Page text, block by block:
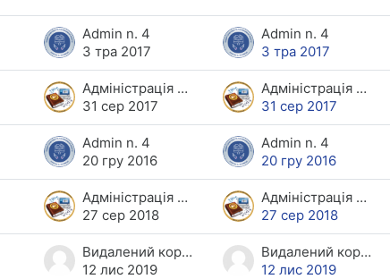
Admin n. 4
3 тра 2017
Admin n. 4
3 тра 2017
Адміністрація ПНС ХНЕУ
31 сер 2017
Адміністрація ПНС ХНЕУ
31 сер 2017
Admin n. 4
20 гру 2016
Admin n. 4
20 гру 2016
Адміністрація ПНС ХНЕУ
27 сер 2018
Адміністрація ПНС ХНЕУ
27 сер 2018
Видалений користувач
12 лис 2019
Видалений користувач
12 лис 2019